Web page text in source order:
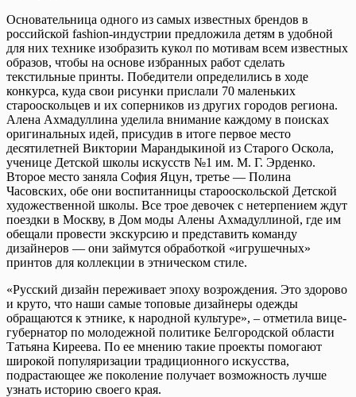
Основательница одного из самых известных брендов в
российской fashion-индустрии предложила детям в удобной
для них технике изобразить кукол по мотивам всем известных
образов, чтобы на основе избранных работ сделать
текстильные принты. Победители определились в ходе
конкурса, куда свои рисунки прислали 70 маленьких
старооскольцев и их соперников из других городов региона.
Алена Ахмадуллина уделила внимание каждому в поисках
оригинальных идей, присудив в итоге первое место
десятилетней Виктории Марандыкиной из Старого Оскола,
ученице Детской школы искусств №1 им. М. Г. Эрденко.
Второе место заняла София Яцун, третье — Полина
Часовских, обе они воспитанницы старооскольской Детской
художественной школы. Все трое девочек с нетерпением ждут
поездки в Москву, в Дом моды Алены Ахмадуллиной, где им
обещали провести экскурсию и представить команду
дизайнеров — они займутся обработкой «игрушечных»
принтов для коллекции в этническом стиле.
«Русский дизайн переживает эпоху возрождения. Это здорово
и круто, что наши самые топовые дизайнеры одежды
обращаются к этнике, к народной культуре», – отметила вице-
губернатор по молодежной политике Белгородской области
Татьяна Киреева. По ее мнению такие проекты помогают
широкой популяризации традиционного искусства,
подрастающее же поколение получает возможность лучше
узнать историю своего края.